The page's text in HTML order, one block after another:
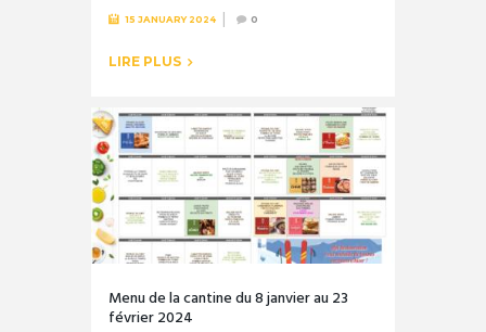
15 JANUARY 2024 0
LIRE PLUS
Menu de la cantine du 8 janvier au 23
février 2024